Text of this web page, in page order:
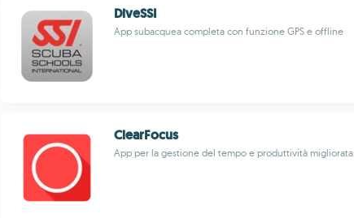
DiveSSI
App subacquea completa con funzione GPS e offline
ClearFocus
App per la gestione del tempo e produttività migliorata